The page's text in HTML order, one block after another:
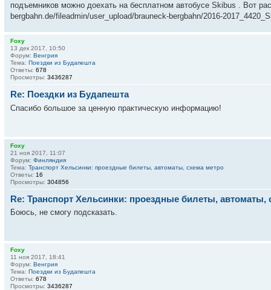
подъемников можно доехать на бесплатном автобусе Skibus . Вот
bergbahn.de/fileadmin/user_upload/brauneck-bergbahn/2016-
Foxy
13 дек 2017, 10:50
Форум: Венгрия
Тема: Поездки из Будапешта
Ответы: 678
Просмотры: 3436287
Re: Поездки из Будапешта
Спасибо большое за ценную практическую информацию!
Foxy
21 ноя 2017, 11:07
Форум: Финляндия
Тема: Транспорт Хельсинки: проездные билеты, автоматы, схема метро
Ответы: 16
Просмотры: 304856
Re: Транспорт Хельсинки: проездные билеты, автоматы,
Боюсь, не смогу подсказать.
Foxy
11 ноя 2017, 18:41
Форум: Венгрия
Тема: Поездки из Будапешта
Ответы: 678
Просмотры: 3436287